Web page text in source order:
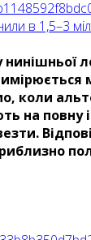
в 1,5–3
коли
на повну і